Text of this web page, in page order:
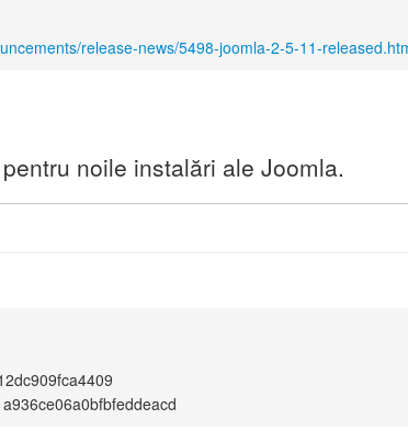
release-news/5498-joomla-2-5-11-
noile instalări ale Joomla.